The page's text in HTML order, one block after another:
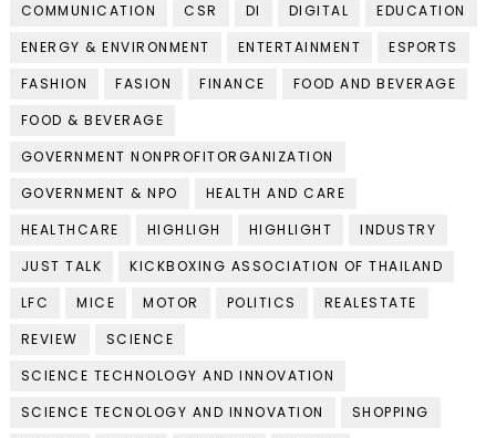
COMMUNICATION
CSR DI DIGITAL
EDUCATION
ENERGY & ENVIRONMENT
ENTERTAINMENT
ESPORTS
FASHION
FASION FINANCE
FOOD AND BEVERAGE
FOOD & BEVERAGE
GOVERNMENT NONPROFITORGANIZATION
GOVERNMENT & NPO
HEALTH AND CARE
HEALTHCARE
HIGHLIGH HIGHLIGHT
INDUSTRY
JUST TALK
KICKBOXING ASSOCIATION OF THAILAND
LFC
MICE MOTOR POLITICS
REALESTATE
REVIEW
SCIENCE
SCIENCE TECHNOLOGY AND INNOVATION
SCIENCE TECNOLOGY AND INNOVATION
SHOPPING